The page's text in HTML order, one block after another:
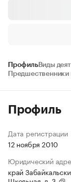
ПрофильВиды
Профиль
Дата регистрации
12 ноября 2010
Юридический
край